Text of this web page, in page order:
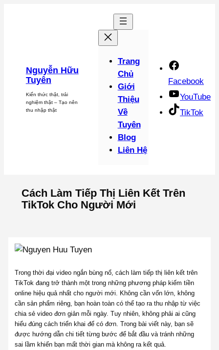
Nguyễn Hữu
Tuyên
Kiến thức thật, trải
nghiệm thật – Tạo nên
thu nhập thật
Trang
Chủ
Giới
Thiệu
Về
Tuyên
Blog
Liên Hệ
Facebook
YouTube
TikTok
Cách Làm Tiếp Thị Liên Kết Trên
TikTok Cho Người Mới
Trong thời đại video ngắn bùng nổ, cách làm tiếp thị liên kết trên
TikTok đang trở thành một trong những phương pháp kiếm tiền
online hiệu quả nhất cho người mới. Không cần vốn lớn, không
cần sản phẩm riêng, bạn hoàn toàn có thể tạo ra thu nhập từ việc
chia sẻ video đơn giản mỗi ngày. Tuy nhiên, không phải ai cũng
hiểu đúng cách triển khai để có đơn. Trong bài viết này, bạn sẽ
được hướng dẫn chi tiết từng bước để bắt đầu và tránh những
sai lầm khiến bạn mất thời gian mà không ra kết quả.